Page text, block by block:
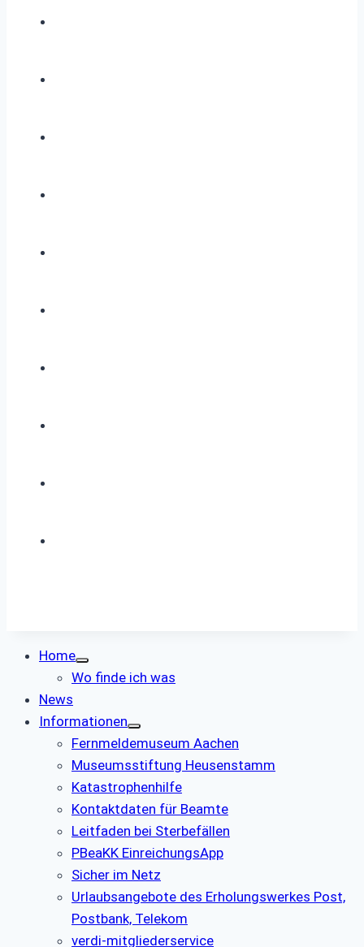
Home
Wo finde ich was
News
Informationen
Fernmeldemuseum Aachen
Museumsstiftung Heusenstamm
Katastrophenhilfe
Kontaktdaten für Beamte
Leitfaden bei Sterbefällen
PBeaKK EinreichungsApp
Sicher im Netz
Urlaubsangebote des Erholungswerkes Post,
Postbank, Telekom
verdi-mitgliederservice